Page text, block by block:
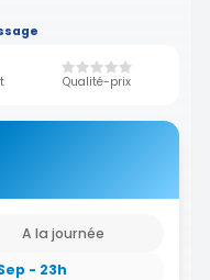
Qualité-prix
A la journée
- 23h